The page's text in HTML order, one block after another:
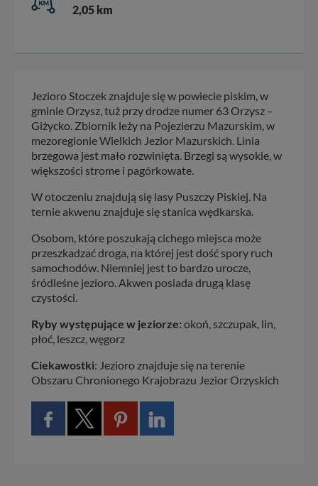
2,05 km
Jezioro Stoczek znajduje się w powiecie piskim, w
gminie Orzysz, tuż przy drodze numer 63 Orzysz –
Giżycko. Zbiornik leży na Pojezierzu Mazurskim, w
mezoregionie Wielkich Jezior Mazurskich. Linia
brzegowa jest mało rozwinięta. Brzegi są wysokie, w
większości strome i pagórkowate.
W otoczeniu znajdują się lasy Puszczy Piskiej. Na
ternie akwenu znajduje się stanica wędkarska.
Osobom, które poszukają cichego miejsca może
przeszkadzać droga, na której jest dość spory ruch
samochodów. Niemniej jest to bardzo urocze,
śródleśne jezioro. Akwen posiada drugą klasę
czystości.
Ryby występujące w jeziorze: okoń, szczupak, lin,
płoć, leszcz, węgorz
Ciekawostki: Jezioro znajduje się na terenie
Obszaru Chronionego Krajobrazu Jezior Orzyskich